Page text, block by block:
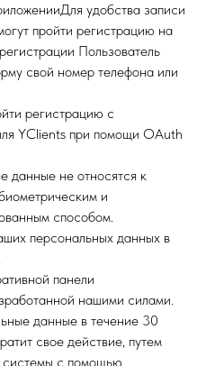
удобства записи
пройти регистрацию на
Пользователь
свой номер телефона или
регистрацию с
YClients при помощи OAuth
данные не относятся к
и
способом.
персональных данных в
.
панели
нашими силами.
данные в течение 30
свое действие, путем
системы с помощью